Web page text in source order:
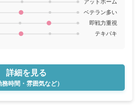
アットホーム
ベテラン多い
即戦力重視
テキパキ
詳細を見る
務時間・雰囲気など）